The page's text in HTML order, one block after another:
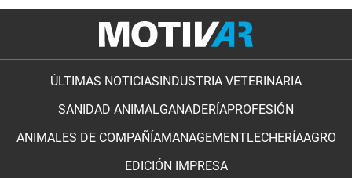
ÚLTIMAS NOTICIAS INDUSTRIA VETERINARIA
SANIDAD ANIMALGANADERÍAPROFESIÓN
ANIMALES DE COMPAÑÍAMANAGEMENTLECHERÍAAGRO
EDICIÓN IMPRESA